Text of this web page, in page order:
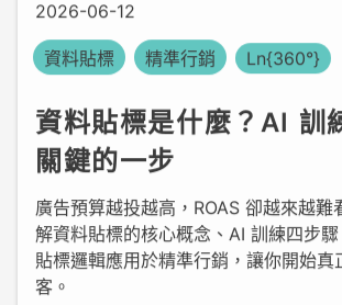
資料貼標是什麼？AI 訓
關鍵的一步
廣告預算越投越高，ROAS 卻越來越難
解資料貼標的核心概念、AI 訓練四步驟
貼標邏輯應用於精準行銷，讓你開始真
客。
閱讀全文